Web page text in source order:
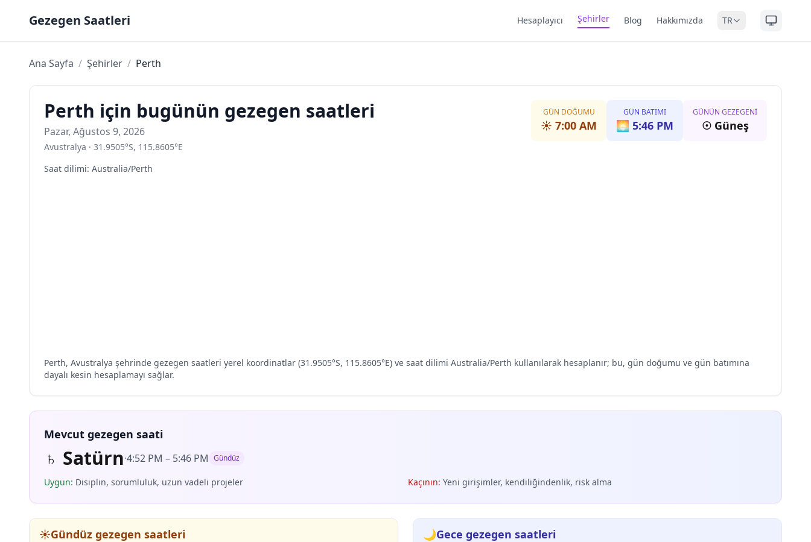
Gezegen Saatleri Hesaplayıcı Şehirler Blog Hakkımızda TR
Ana Sayfa / Şehirler / Perth
Perth için bugünün gezegen saatleri
Pazar, Ağustos 9, 2026
Avustralya · 31.9505°S, 115.8605°E
GÜN DOĞUMU
☀️ 7:00 AM
GÜN BATIMI
🌅 5:46 PM
GÜNÜN GEZEGENI
☉ Güneş
Saat dilimi: Australia/Perth
Perth, Avustralya şehrinde gezegen saatleri yerel koordinatlar (31.9505°S, 115.8605°E) ve saat dilimi Australia/Perth kullanılarak hesaplanır; bu, gün doğumu ve gün batımına
dayalı kesin hesaplamayı sağlar.
Mevcut gezegen saati
♄ Satürn·4:52 PM – 5:46 PM Gündüz
Uygun: Disiplin, sorumluluk, uzun vadeli projeler Kaçının: Yeni girişimler, kendiliğindenlik, risk alma
☀️Gündüz gezegen saatleri 🌙Gece gezegen saatleri